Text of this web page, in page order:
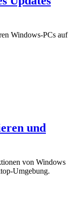
Windows-PCs auf
und
von Windows
Umgebung.